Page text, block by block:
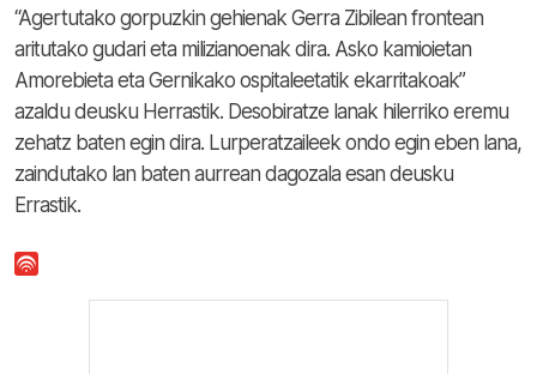
“Agertutako gorpuzkin gehienak Gerra Zibilean frontean
aritutako gudari eta milizianoenak dira. Asko kamioietan
Amorebieta eta Gernikako ospitaleetatik ekarritakoak”
azaldu deusku Herrastik. Desobiratze lanak hilerriko eremu
zehatz baten egin dira. Lurperatzaileek ondo egin eben lana,
zaindutako lan baten aurrean dagozala esan deusku
Errastik.